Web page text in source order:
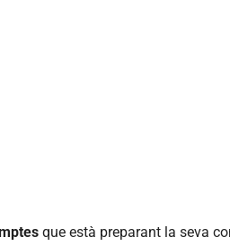
que està preparant la seva